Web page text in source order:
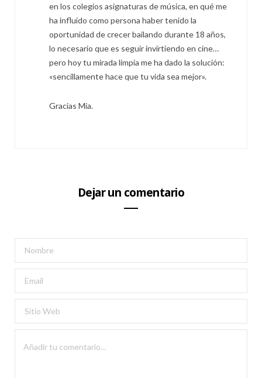
en los colegios asignaturas de música, en qué me
ha influido como persona haber tenido la
oportunidad de crecer bailando durante 18 años,
lo necesario que es seguir invirtiendo en cine…
pero hoy tu mirada limpia me ha dado la solución:
«sencillamente hace que tu vida sea mejor».
Gracias Mia.
Dejar un comentario